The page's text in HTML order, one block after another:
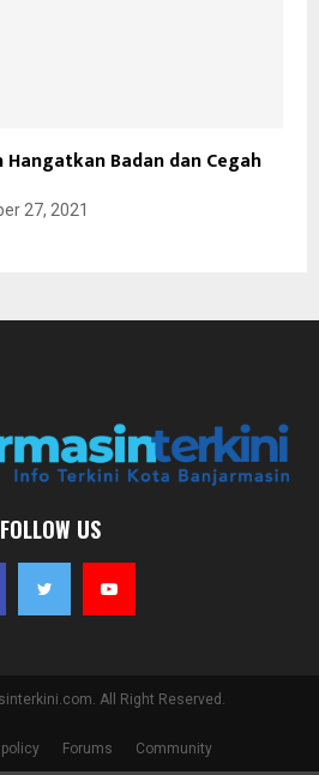
Badan dan Cegah
27, 2021
FOLLOW US
All Right Reserved.
Forums Community